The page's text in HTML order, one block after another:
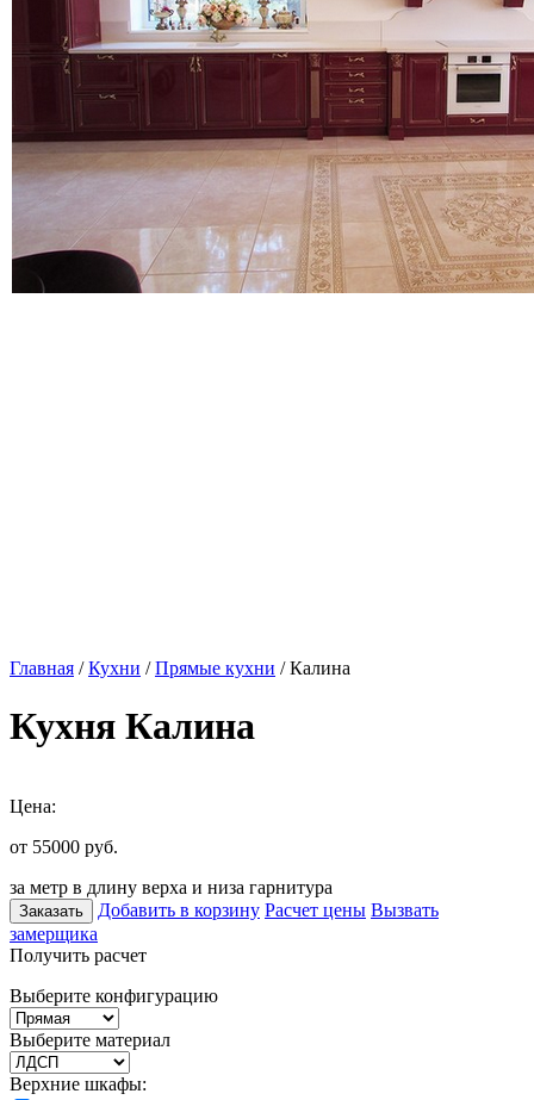
Главная /Кухни /Прямые кухни / Калина
Кухня Калина
Цена:
от 55000 руб.
за метр в длину верха и низа гарнитура
Заказать Добавить в корзину Расчет цены Вызвать
замерщика
Получить расчет
Выберите конфигурацию
Выберите материал
Верхние шкафы: